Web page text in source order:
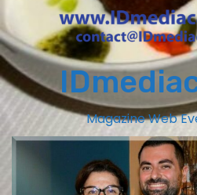
Magazine Web